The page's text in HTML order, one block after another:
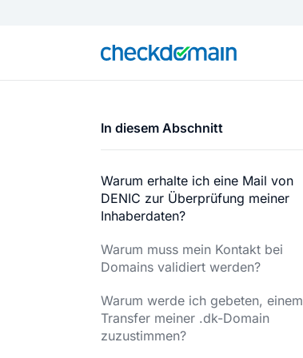
In diesem Abschnitt
Warum erhalte ich eine Mail von
DENIC zur Überprüfung meiner
Inhaberdaten?
Warum muss mein Kontakt bei
Domains validiert werden?
Warum werde ich gebeten, einem
Transfer meiner .dk-Domain
zuzustimmen?